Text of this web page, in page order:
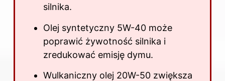
silnika.
Olej syntetyczny 5W-40 może
poprawić żywotność silnika i
zredukować emisję dymu.
Wulkaniczny olej 20W-50 zwiększa